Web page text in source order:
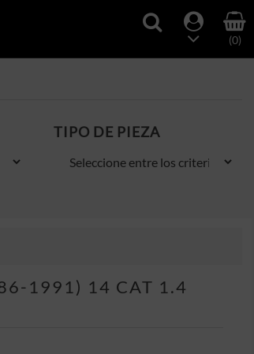
(0)
TIPO DE PIEZA
1991) 14 CAT 1.4